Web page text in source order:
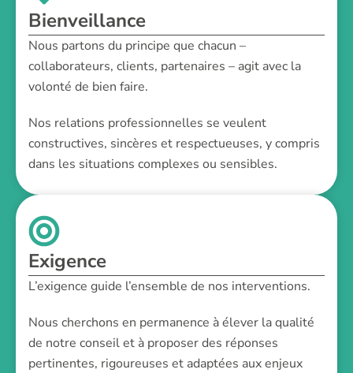
Bienveillance
Nous partons du principe que chacun –
collaborateurs, clients, partenaires – agit avec la
volonté de bien faire.
Nos relations professionnelles se veulent
constructives, sincères et respectueuses, y compris
dans les situations complexes ou sensibles.
Exigence
L’exigence guide l’ensemble de nos interventions.
Nous cherchons en permanence à élever la qualité
de notre conseil et à proposer des réponses
pertinentes, rigoureuses et adaptées aux enjeux